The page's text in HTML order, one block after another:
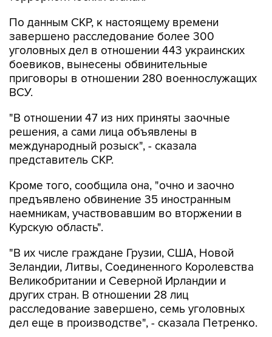
По данным СКР, к настоящему времени
завершено расследование более 300
уголовных дел в отношении 443 украинских
боевиков, вынесены обвинительные
приговоры в отношении 280 военнослужащих
ВСУ.
"В отношении 47 из них приняты заочные
решения, а сами лица объявлены в
международный розыск", - сказала
представитель СКР.
Кроме того, сообщила она, "очно и заочно
предъявлено обвинение 35 иностранным
наемникам, участвовавшим во вторжении в
Курскую область".
"В их числе граждане Грузии, США, Новой
Зеландии, Литвы, Соединенного Королевства
Великобритании и Северной Ирландии и
других стран. В отношении 28 лиц
расследование завершено, семь уголовных
дел еще в производстве", - сказала Петренко.